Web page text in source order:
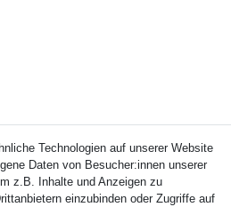
Technologien auf unserer Website
Daten von Besucher:innen unserer
z.B. Inhalte und Anzeigen zu
einzubinden oder Zugriffe auf